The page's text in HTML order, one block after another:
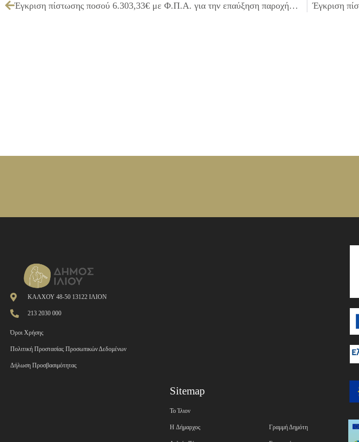
Έγκριση πίστωσης ποσού 6.303,33€ με Φ.Π.Α. για την επαύξηση παροχής ρεύματος στις εργατικές κατοικίες για την καλή λειτουργία του θεάτρου του ΔΗ.ΚΕ.Π.Α.
ΚΑΛΧΟΥ 48-50 13122 ΙΛΙΟΝ
213 2030 000
Όροι Χρήσης
Πολιτική Προστασίας Προσωπικών Δεδομένων
Δήλωση Προσβασιμότητας
Sitemap
Το Ίλιον
H Δήμαρχος Γραμμή Δημότη